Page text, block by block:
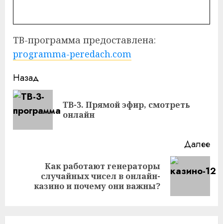
ТВ-программа предоставлена:
programma-peredach.com
Продолжить
чтение
Назад
ТВ-3. Прямой эфир, смотреть
онлайн
Далее
Следующая
запись:
Как работают генераторы
случайных чисел в онлайн-
казино и почему они важны?